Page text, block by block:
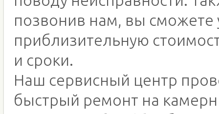
позвонив нам, вы сможете
приблизительную
и сроки.
Наш сервисный центр
быстрый ремонт на